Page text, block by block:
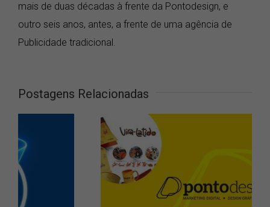
mais de duas décadas à frente da Pontodesign, e
outro seis anos, antes, a frente de uma agência de
Publicidade tradicional.
Postagens Relacionadas